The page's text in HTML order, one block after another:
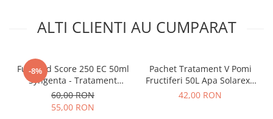
ALTI CLIENTI AU CUMPARAT
-8%
Fungicid Score 250 EC 50ml
Syngenta - Tratament
Sistemic Curativ si Preventiv
contra Rapanului
60,00 RON
55,00 RON
Pachet Tratament V Pomi
Fructiferi 50L Apa Solarex -
Kit Complet pentru
42,00 RON